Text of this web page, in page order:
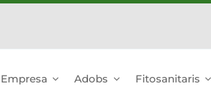
Empresa Adobs Fitosanitaris